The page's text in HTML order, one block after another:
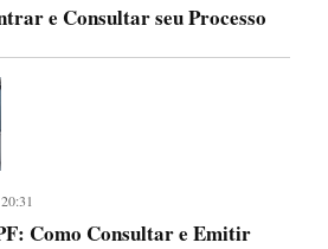
e Consultar seu Processo
Como Consultar e Emitir